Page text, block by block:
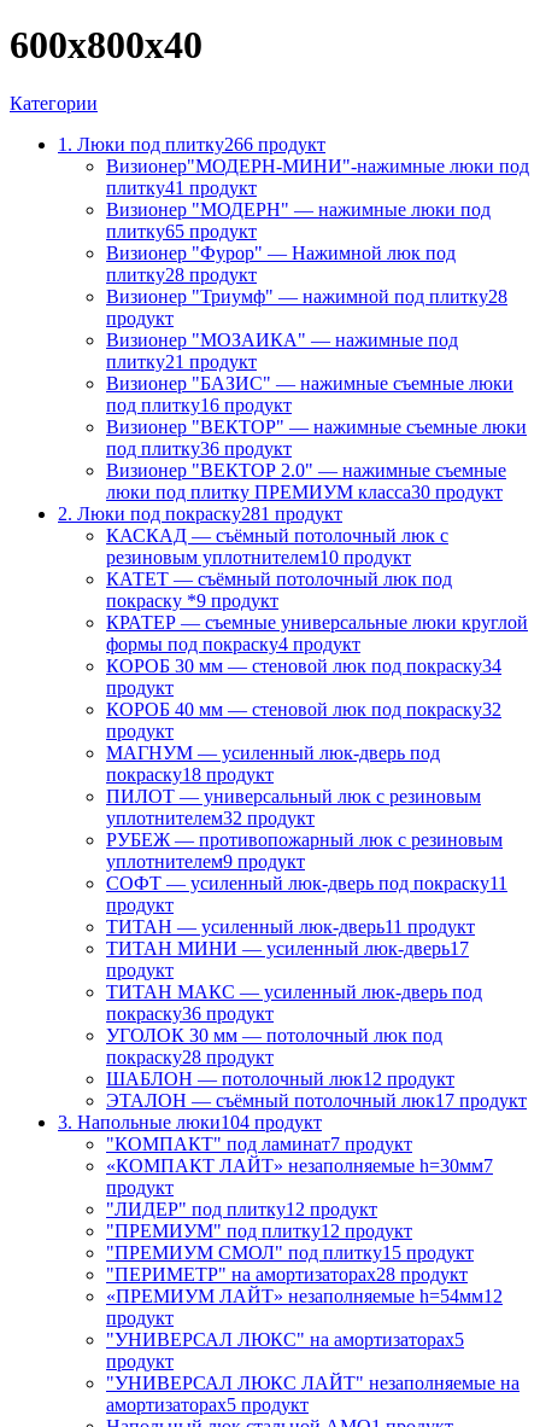
600х800х40
Категории
1. Люки под плитку266 продукт
Визионер"МОДЕРН-МИНИ"-нажимные люки под
плитку41 продукт
Визионер "МОДЕРН" — нажимные люки под
плитку65 продукт
Визионер "Фурор" — Нажимной люк под
плитку28 продукт
Визионер "Триумф" — нажимной под плитку28
продукт
Визионер "МОЗАИКА" — нажимные под
плитку21 продукт
Визионер "БАЗИС" — нажимные съемные люки
под плитку16 продукт
Визионер "ВЕКТОР" — нажимные съемные люки
под плитку36 продукт
Визионер "ВЕКТОР 2.0" — нажимные съемные
люки под плитку ПРЕМИУМ класса30 продукт
2. Люки под покраску281 продукт
КАСКАД — съёмный потолочный люк с
резиновым уплотнителем10 продукт
КАТЕТ — съёмный потолочный люк под
покраску *9 продукт
КРАТЕР — съемные универсальные люки круглой
формы под покраску4 продукт
КОРОБ 30 мм — стеновой люк под покраску34
продукт
КОРОБ 40 мм — стеновой люк под покраску32
продукт
МАГНУМ — усиленный люк-дверь под
покраску18 продукт
ПИЛОТ — универсальный люк с резиновым
уплотнителем32 продукт
РУБЕЖ — противопожарный люк с резиновым
уплотнителем9 продукт
СОФТ — усиленный люк-дверь под покраску11
продукт
ТИТАН — усиленный люк-дверь11 продукт
ТИТАН МИНИ — усиленный люк-дверь17
продукт
ТИТАН МАКС — усиленный люк-дверь под
покраску36 продукт
УГОЛОК 30 мм — потолочный люк под
покраску28 продукт
ШАБЛОН — потолочный люк12 продукт
ЭТАЛОН — съёмный потолочный люк17 продукт
3. Напольные люки104 продукт
"КОМПАКТ" под ламинат7 продукт
«КОМПАКТ ЛАЙТ» незаполняемые h=30мм7
продукт
"ЛИДЕР" под плитку12 продукт
"ПРЕМИУМ" под плитку12 продукт
"ПРЕМИУМ СМОЛ" под плитку15 продукт
"ПЕРИМЕТР" на амортизаторах28 продукт
«ПРЕМИУМ ЛАЙТ» незаполняемые h=54мм12
продукт
"УНИВЕРСАЛ ЛЮКС" на амортизаторах5
продукт
"УНИВЕРСАЛ ЛЮКС ЛАЙТ" незаполняемые на
амортизаторах5 продукт